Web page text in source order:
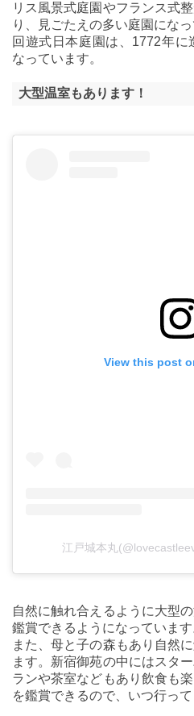
リス風景式庭園やフランス式
り、見ごたえの多い庭園になっ
回遊式日本庭園は、1772年
なっています。
大型温室もあります！
View this post
江戸城本丸
自然に触れ合えるように大型
鑑賞できるようになっています
また、母と子の森もあり自然
ます。新宿御苑の中にはスタ
ランや茶室などもあり飲食も
を鑑賞できるので、いつ行っ